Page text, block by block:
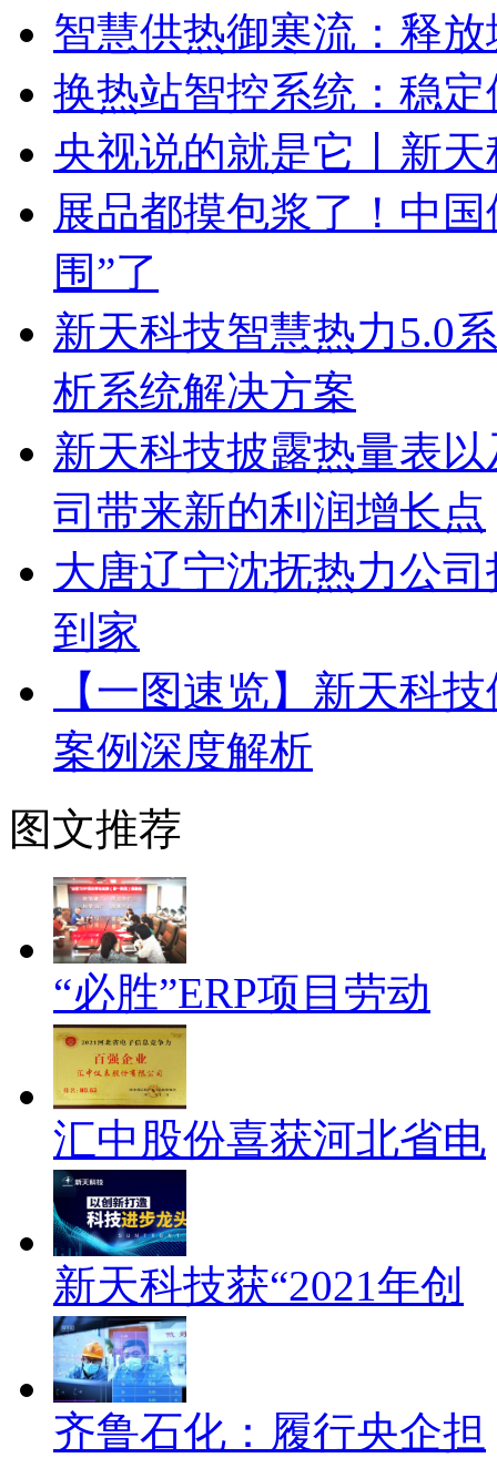
智慧供热御寒流：释放
换热站智控系统：稳
央视说的就是它丨新
展品都摸包浆了！中
围”了
新天科技智慧热力5.0
析系统解决方案
新天科技披露热量表
司带来新的利润增长点
大唐辽宁沈抚热力公
到家
【一图速览】新天科
案例深度解析
图文推荐
“必胜”ERP项目劳动
汇中股份喜获河北省电
新天科技获“2021年创
齐鲁石化：履行央企担